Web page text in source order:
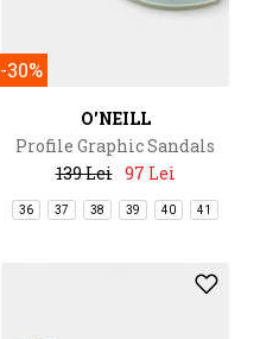
-30%
O'NEILL
Profile Graphic Sandals
139 Lei 97 Lei
36 37 38 39 40 41